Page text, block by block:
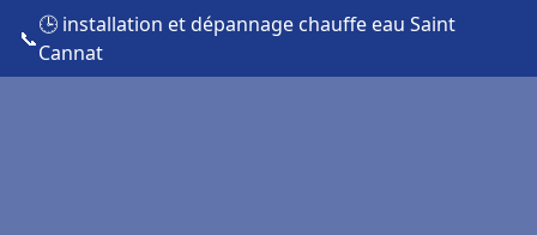
📞
🕒 installation et dépannage chauffe eau Saint
Cannat